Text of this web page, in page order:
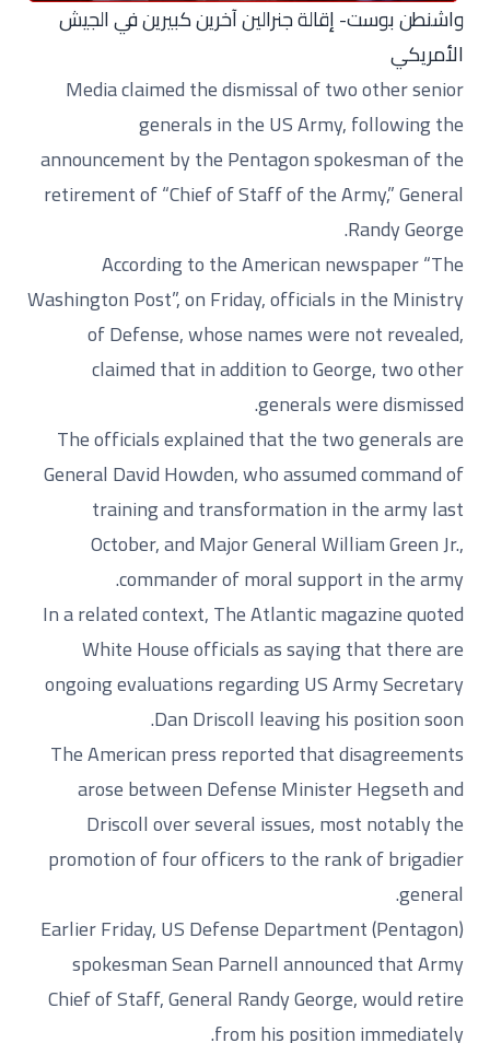
واشنطن بوست- إقالة جنرالين آخرين كبيرين في الجيش
الأمريكي
Media claimed the dismissal of two other senior
generals in the US Army, following the
announcement by the Pentagon spokesman of the
retirement of “Chief of Staff of the Army,” General
Randy George.
According to the American newspaper “The
Washington Post”, on Friday, officials in the Ministry
of Defense, whose names were not revealed,
claimed that in addition to George, two other
generals were dismissed.
The officials explained that the two generals are
General David Howden, who assumed command of
training and transformation in the army last
October, and Major General William Green Jr.,
commander of moral support in the army.
In a related context, The Atlantic magazine quoted
White House officials as saying that there are
ongoing evaluations regarding US Army Secretary
Dan Driscoll leaving his position soon.
The American press reported that disagreements
arose between Defense Minister Hegseth and
Driscoll over several issues, most notably the
promotion of four officers to the rank of brigadier
general.
Earlier Friday, US Defense Department (Pentagon)
spokesman Sean Parnell announced that Army
Chief of Staff, General Randy George, would retire
from his position immediately.